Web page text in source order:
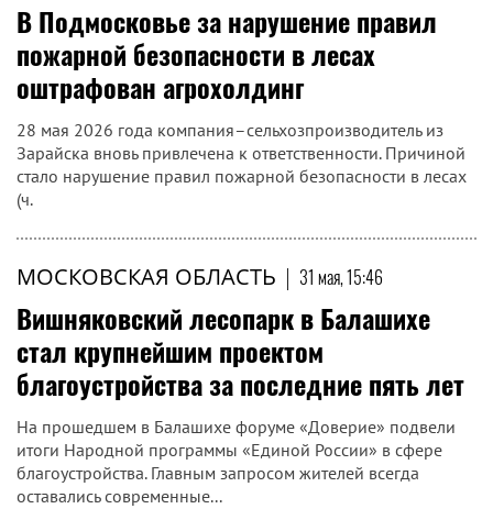
В Подмосковье за нарушение правил
пожарной безопасности в лесах
оштрафован агрохолдинг
28 мая 2026 года компания–сельхозпроизводитель из
Зарайска вновь привлечена к ответственности. Причиной
стало нарушение правил пожарной безопасности в лесах
(ч.
МОСКОВСКАЯ ОБЛАСТЬ | 31 мая, 15:46
Вишняковский лесопарк в Балашихе
стал крупнейшим проектом
благоустройства за последние пять лет
На прошедшем в Балашихе форуме «Доверие» подвели
итоги Народной программы «Единой России» в сфере
благоустройства. Главным запросом жителей всегда
оставались современные...